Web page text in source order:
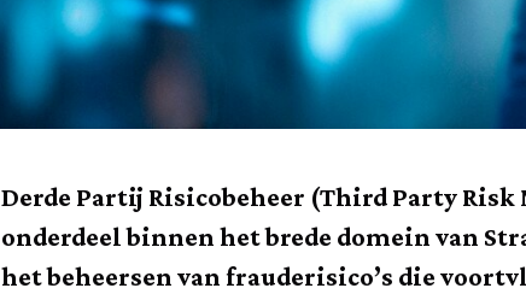
Derde Partij Risicobeheer (Third Party
onderdeel binnen het brede domein van
het beheersen van frauderisico’s die